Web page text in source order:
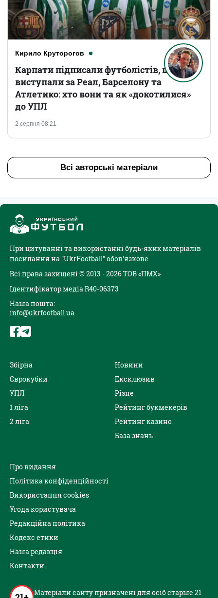
Кирило Круторогов
2 серпня 08:21
Карпати підписали футболістів, що
виступали за Реал, Барселону та
Атлетико: хто вони та як «докотилися»
до УПЛ
Всі авторські матеріали
При цитуванні та використанні будь-яких матеріалів
посилання на "UkrFootball" обов'язкове
Всі права захищені © 2013 - 2026 ТОВ «ПМХ»
Ідентифікатор медіа R40-06373
Наша пошта:
info@ukrfootball.ua
Збірна
Єврокубки
УПЛ
1 ліга
2 ліга
Новини
Ексклюзив
Різне
Рейтинг букмекерів
Рейтинг казино
База знань
Про видання
Політика конфіденційності
Використання cookies
Угода користувача
Редакційна політика
Кодекс етики
Наша редакція
Контакти
Матеріали сайту призначені для осіб старше 21